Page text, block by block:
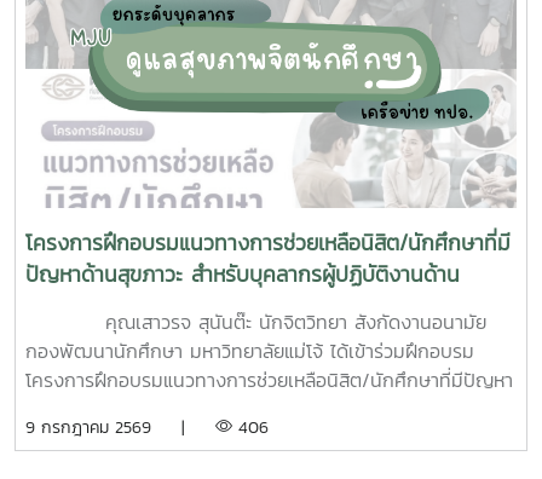
โครงการฝึกอบรมแนวทางการช่วยเหลือนิสิต/นักศึกษาที่มี
ปัญหาด้านสุขภาวะ สำหรับบุคลากรผู้ปฏิบัติงานด้าน
คุณเสาวรจ สุนันต๊ะ นักจิตวิทยา สังกัดงานอนามัย
กองพัฒนานักศึกษา มหาวิทยาลัยแม่โจ้ ได้เข้าร่วมฝึกอบรม
โครงการฝึกอบรมแนวทางการช่วยเหลือนิสิต/นักศึกษาที่มีปัญหา
ที่ 6–7 กรกฎาคม 2569 ณ ห้องบรรยาย ชั้น 1 กองพัฒนานิสิต
9 กรกฎาคม 2569 | 406